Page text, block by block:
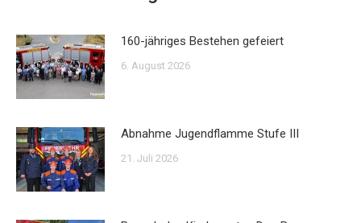
160-jähriges Bestehen gefeiert
6. August 2026
Abnahme Jugendflamme Stufe III
21. Juli 2026